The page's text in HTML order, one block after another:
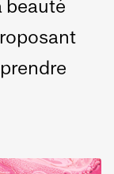
beauté